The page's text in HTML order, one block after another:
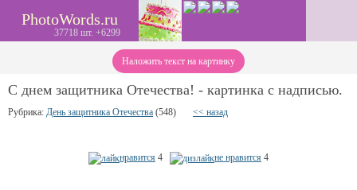
PhotoWords.ru
37718 шт. +6299
Наложить текст на картинку
С днем защитника Отечества! - картинка с надписью.
Рубрика: День защитника Отечества (548) << назад
нравится 4 не нравится 4